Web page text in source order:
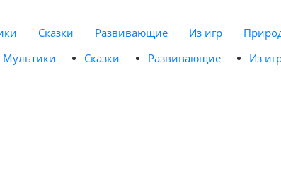
Сказки Развивающие Из игр
Мультики Сказки Развивающие Из